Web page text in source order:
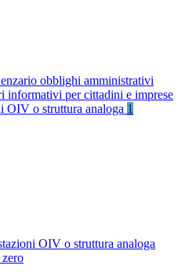
obblighi amministrativi
informativi per cittadini e imprese
OIV o struttura analoga 1
OIV o struttura analoga